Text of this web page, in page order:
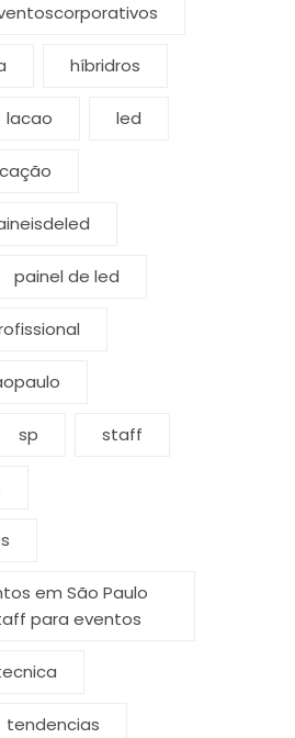
híbridros
lacao led
painel de led
sp staff
em São Paulo
para eventos
tendencias